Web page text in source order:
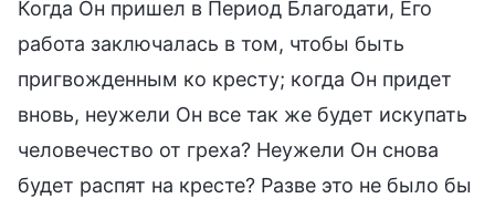
Когда Он пришел в Период Благодати, Его
работа заключалась в том, чтобы быть
пригвожденным ко кресту; когда Он придет
вновь, неужели Он все так же будет искупать
человечество от греха? Неужели Он снова
будет распят на кресте? Разве это не было бы